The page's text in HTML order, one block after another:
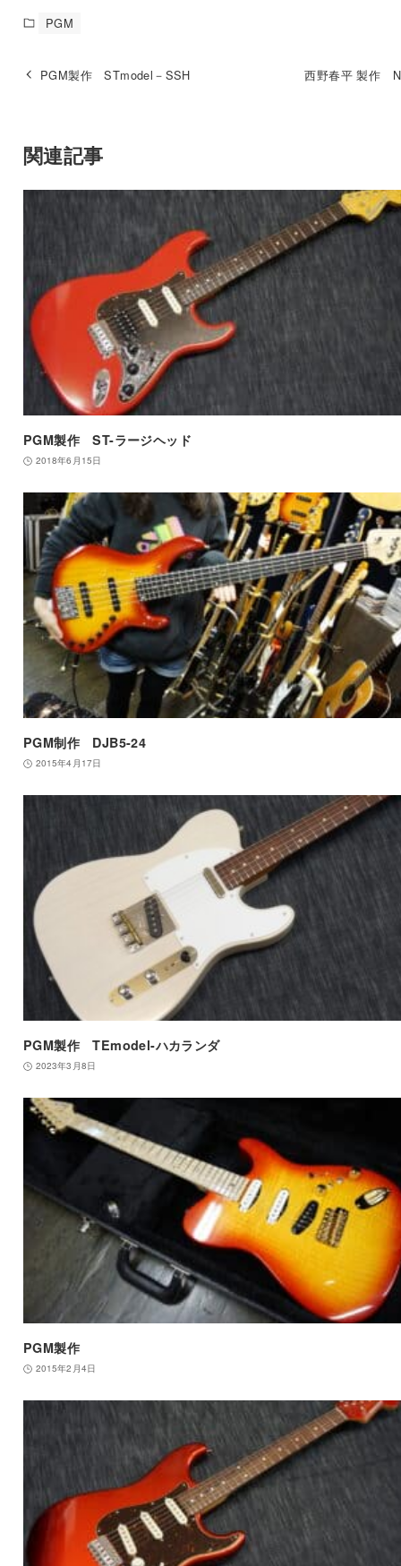
PGM
PGM製作 STmodel－SSH 西野春平 製作
関連記事
PGM製作 ST-ラージヘッド
2018年6月15日
PGM制作 DJB5-24
2015年4月17日
PGM製作 TEmodel-ハカランダ
2023年3月8日
PGM製作
2015年2月4日